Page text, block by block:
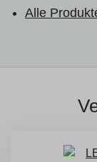
Alle